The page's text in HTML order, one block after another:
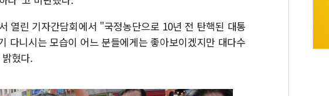
열린 기자간담회에서 "국정농단으로 10년 전 탄핵된 대통
다니시는 모습이 어느 분들에게는 좋아보이겠지만 대다수
혔다.